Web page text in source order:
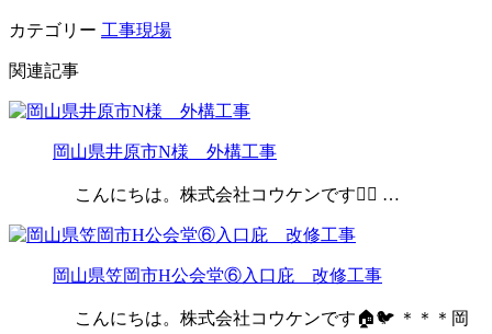
カテゴリー 工事現場
関連記事
岡山県井原市N様 外構工事
こんにちは。株式会社コウケンです👷‍♂️ …
岡山県笠岡市H公会堂⑥入口庇 改修工事
こんにちは。株式会社コウケンです🏠🐦 ＊＊＊岡